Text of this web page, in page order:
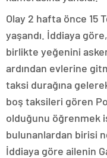
Olay 2 hafta önce 15
yaşandı. İddiaya
birlikte yeğenini
ardından evlerine
taksi durağına
boş taksileri gören
olduğunu öğrenmek
bulunanlardan birisi
İddiaya göre ailenin